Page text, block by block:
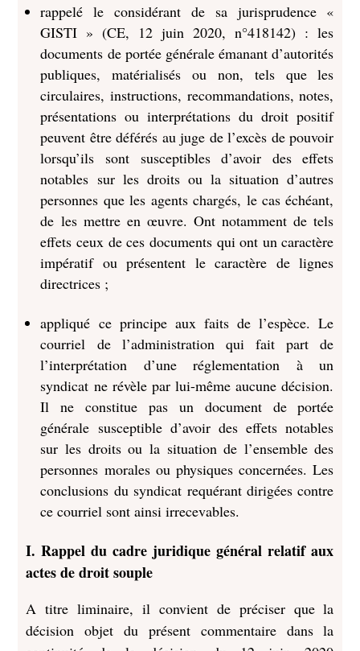
rappelé le considérant de sa jurisprudence «
GISTI » (CE, 12 juin 2020, n°418142) : les
documents de portée générale émanant d’autorités
publiques, matérialisés ou non, tels que les
circulaires, instructions, recommandations, notes,
présentations ou interprétations du droit positif
peuvent être déférés au juge de l’excès de pouvoir
lorsqu’ils sont susceptibles d’avoir des effets
notables sur les droits ou la situation d’autres
personnes que les agents chargés, le cas échéant,
de les mettre en œuvre. Ont notamment de tels
effets ceux de ces documents qui ont un caractère
impératif ou présentent le caractère de lignes
directrices ;
appliqué ce principe aux faits de l’espèce. Le
courriel de l’administration qui fait part de
l’interprétation d’une réglementation à un
syndicat ne révèle par lui-même aucune décision.
Il ne constitue pas un document de portée
générale susceptible d’avoir des effets notables
sur les droits ou la situation de l’ensemble des
personnes morales ou physiques concernées. Les
conclusions du syndicat requérant dirigées contre
ce courriel sont ainsi irrecevables.
I.Rappel du cadre juridique général relatif aux
actes de droit souple
A titre liminaire, il convient de préciser que la
décision objet du présent commentaire dans la